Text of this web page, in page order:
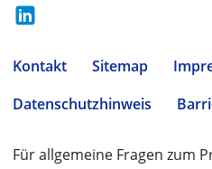
Kontakt Sitemap
Datenschutzhinweis
Für allgemeine Fragen zum